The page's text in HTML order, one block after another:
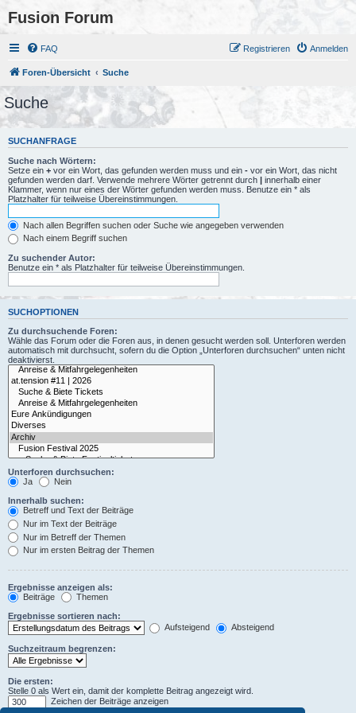
Fusion Forum
FAQ Anmelden
Registrieren
Foren-Übersicht Suche
Suche
SUCHANFRAGE
Suche nach Wörtern:
Setze ein + vor ein Wort, das gefunden werden muss und ein - vor ein Wort, das nicht
gefunden werden darf. Verwende mehrere Wörter getrennt durch | innerhalb einer
Klammer, wenn nur eines der Wörter gefunden werden muss. Benutze ein * als
Platzhalter für teilweise Übereinstimmungen.
Nach allen Begriffen suchen oder Suche wie angegeben verwenden
Nach einem Begriff suchen
Zu suchender Autor:
Benutze ein * als Platzhalter für teilweise Übereinstimmungen.
SUCHOPTIONEN
Zu durchsuchende Foren:
Wähle das Forum oder die Foren aus, in denen gesucht werden soll. Unterforen werden
automatisch mit durchsucht, sofern du die Option „Unterforen durchsuchen“ unten nicht
deaktivierst.
Unterforen durchsuchen:
Ja
Nein
Innerhalb suchen:
Betreff und Text der Beiträge
Nur im Text der Beiträge
Nur im Betreff der Themen
Nur im ersten Beitrag der Themen
Ergebnisse anzeigen als:
Beiträge
Themen
Ergebnisse sortieren nach:
Aufsteigend
Absteigend
Suchzeitraum begrenzen:
Die ersten:
Stelle 0 als Wert ein, damit der komplette Beitrag angezeigt wird.
Zeichen der Beiträge anzeigen